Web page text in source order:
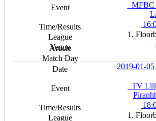
MFBC
1.
2019-01-
TV
1.